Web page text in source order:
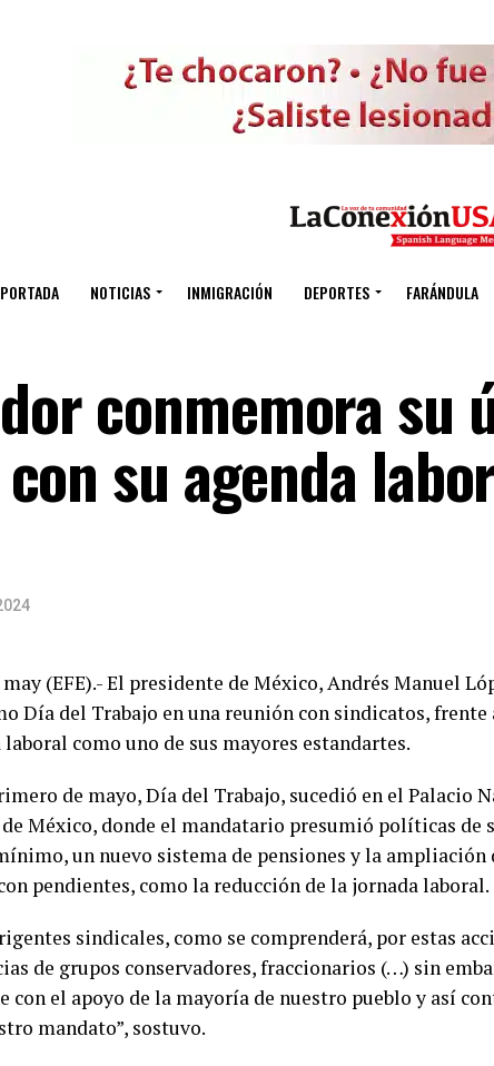
PORTADA NOTICIAS INMIGRACIÓN DEPORTES FARÁNDULA
conmemora su
su agenda
(EFE).- El presidente de México, Andrés Manuel
Día del Trabajo en una reunión con sindicatos, frente
como uno de sus mayores estandartes.
de mayo, Día del Trabajo, sucedió en el Palacio
México, donde el mandatario presumió políticas de
un nuevo sistema de pensiones y la ampliación
pendientes, como la reducción de la jornada laboral.
sindicales, como se comprenderá, por estas
de grupos conservadores, fraccionarios (…) sin
con el apoyo de la mayoría de nuestro pueblo y así
mandato”, sostuvo.